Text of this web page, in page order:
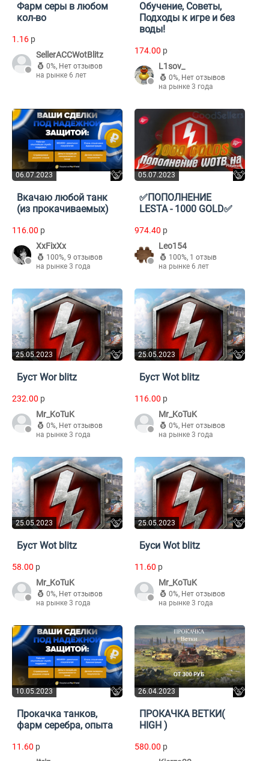
Фарм серы в любом
кол-во
1.16 p
SellerACCWotBlitz
0%, Нет отзывов
на рынке 6 лет
Обучение, Советы,
Подходы к игре и без
воды!
174.00 p
L1sov_
0%, Нет отзывов
на рынке 3 года
06.07.2023
Вкачаю любой танк
(из прокачиваемых)
116.00 p
XxFixXx
100%, 9 отзывов
на рынке 3 года
05.07.2023
✅ПОПОЛНЕНИЕ
LESTA - 1000 GOLD✅
974.40 p
Leo154
100%, 1 отзыв
на рынке 6 лет
25.05.2023
Буст Wor blitz
232.00 p
Mr_KoTuK
0%, Нет отзывов
на рынке 3 года
25.05.2023
Буст Wot blitz
116.00 p
Mr_KoTuK
0%, Нет отзывов
на рынке 3 года
25.05.2023
Буст Wot blitz
58.00 p
Mr_KoTuK
0%, Нет отзывов
на рынке 3 года
25.05.2023
Буси Wot blitz
11.60 p
Mr_KoTuK
0%, Нет отзывов
на рынке 3 года
10.05.2023
Прокачка танков,
фарм серебра, опыта
11.60 p
26.04.2023
ПРОКАЧКА ВЕТКИ(
HIGH )
580.00 p